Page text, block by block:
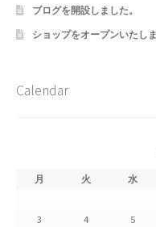
wpwBot Mobile App
お問い合わせ
ブログを開設しました。
ショップをオープンいたしま
Calendar
月 火 水
3
4 5